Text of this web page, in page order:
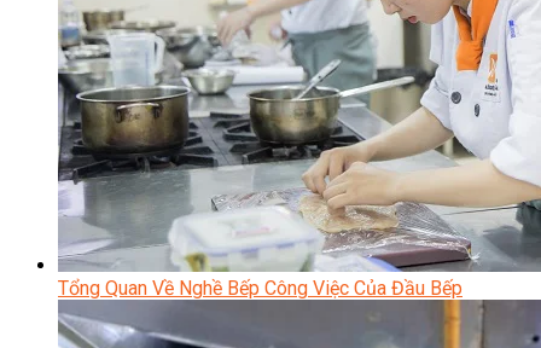
Tổng Quan Về Nghề Bếp Công Việc Của Đầu Bếp